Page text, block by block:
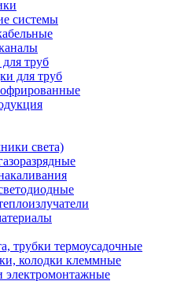
системы
труб
для труб
света)
трубки термоусадочные
колодки клеммные
электромонтажные